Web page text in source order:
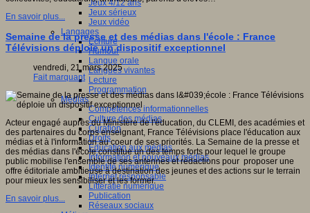
Jeux 4/12 ans
Jeux sérieux
Jeux vidéo
Langages
Ecriture
Humour
Langue orale
Langues vivantes
Lecture
Programmation
Médias
Compétences informationnelles
Culture des médias
Curation
Droits
Education aux médias
Information et nouveaux médias
Identité numérique
Internet responsable
Littératie numérique
Publication
Réseaux sociaux
En savoir plus...
Semaine de la presse et des médias dans l'école : France
Télévisions déploie un dispositif exceptionnel
vendredi, 21 mars 2025
Fait marquant
Acteur engagé auprès du Ministère de l'éducation, du CLEMI, des académies et
des partenaires du corps enseignant, France Télévisions place l'éducation aux
médias et à l'information au coeur de ses priorités. La Semaine de la presse et
des médias dans l'école constitue un des temps forts pour lequel le groupe
public mobilise l'ensemble de ses antennes et rédactions pour proposer une
offre éditoriale ambitieuse à destination des jeunes et des actions sur le terrain
pour mieux les sensibiliser et les former.
En savoir plus...